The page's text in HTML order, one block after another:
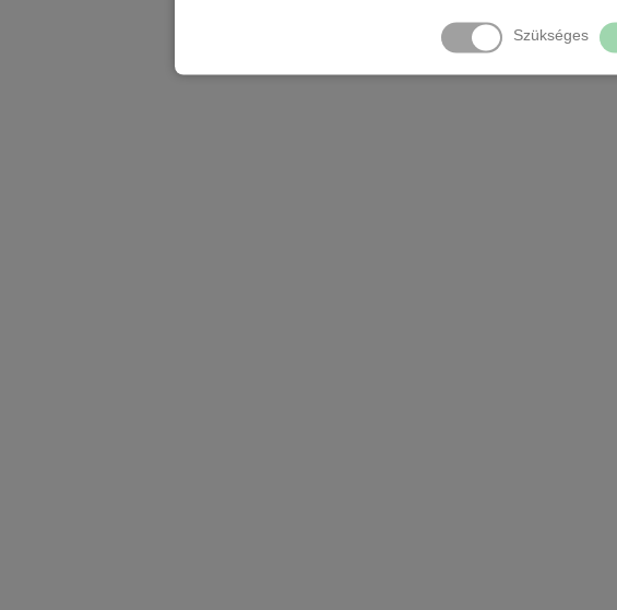
Szükséges